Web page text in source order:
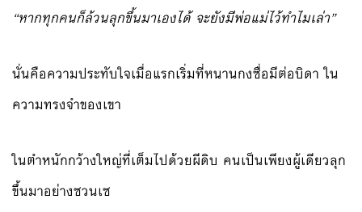
“หากทุกคนก็ล้วนลุกขึ้นมาเองได้ จะยังมีพ่อแม่ไว้ทำไมเล่า”
นั่นคือความประทับใจเมื่อแรกเริ่มที่หนานกงซื่อมีต่อบิดา ใน
ความทรงจำของเขา
ในตำหนักกว้างใหญ่ที่เต็มไปด้วยผีดิบ คนเป็นเพียงผู้เดียวลุก
ขึ้นมาอย่างซวนเซ